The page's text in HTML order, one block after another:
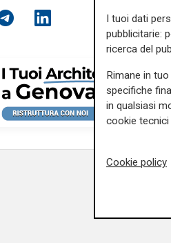
I tuoi dati
pubblicitarie:
ricerca del
Rimane in
specifiche
in qualsiasi
cookie tecnici
Cookie policy